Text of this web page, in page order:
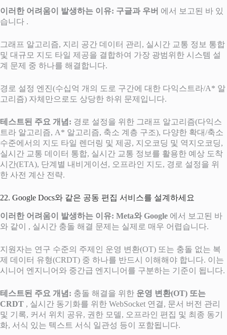
이러한 어려움이 발생하는 이유: 구글과 우버 에서 보고된 바 있
습니다 .
그래프 알고리즘, 지리 공간 데이터 관리, 실시간 교통 정보 통합
및 대규모 지도 타일 제공을 결합하여 가장 광범위한 시스템 설
계 문제 중 하나를 해결합니다.
경로 설정 엔진(수십억 개의 도로 구간에 대한 다익스트라/A* 알
고리즘) 자체만으로도 상당한 하위 문제입니다.
테스트된 주요 개념: 경로 설정을 위한 그래프 알고리즘(다익스
트라 알고리즘, A* 알고리즘, 축소 계층 구조), 다양한 확대/축소
수준에서의 지도 타일 렌더링 및 제공, 지오코딩 및 역지오코딩,
실시간 교통 데이터 통합, 실시간 교통 정보를 활용한 예상 도착
시간(ETA), 단계별 내비게이션, 오프라인 지도, 경로 설정을 위
한 사전 계산 전략.
22. Google Docs와 같은 공동 편집 서비스를 설계하세요
이러한 어려움이 발생하는 이유: Meta와 Google 에서 보고된 바
와 같이 , 실시간 충돌 해결 문제는 실제로 매우 어렵습니다.
지원자는 연구 수준의 주제인 운영 변환(OT) 또는 충돌 없는 복
제 데이터 유형(CRDT) 중 하나를 반드시 이해해야 합니다. 이는
시니어 엔지니어와 중간급 엔지니어를 구분하는 기준이 됩니다.
테스트된 주요 개념: 충돌 해결을 위한 운영 변환(OT) 또는
CRDT , 실시간 동기화를 위한 WebSocket 연결, 문서 버전 관리
및 기록, 커서 위치 공유, 권한 모델, 오프라인 편집 및 최종 동기
화, 서식 있는 텍스트 서식 일관성 등이 포함됩니다.